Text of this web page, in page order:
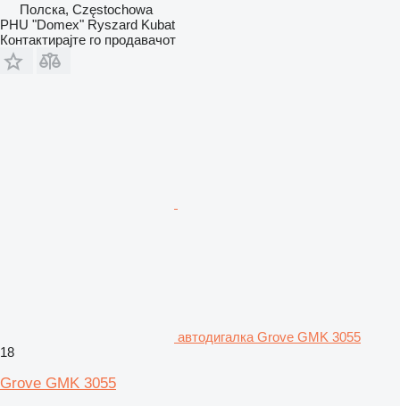
Полска, Częstochowa
PHU "Domex" Ryszard Kubat
Контактирајте го продавачот
автодигалка Grove GMK 3055
18
Grove GMK 3055